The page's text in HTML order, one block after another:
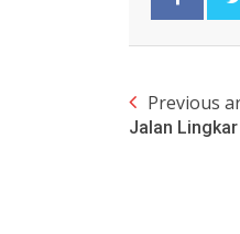
Previous
Jalan